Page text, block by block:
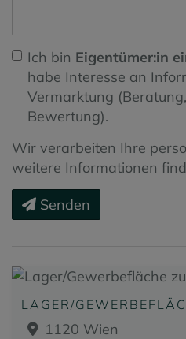
Ich bin Eigentümer:in
habe Interesse an
Vermarktung
Bewertung).
Wir verarbeiten Ihre
weitere Informationen
Senden
LAGER/
1120 Wien